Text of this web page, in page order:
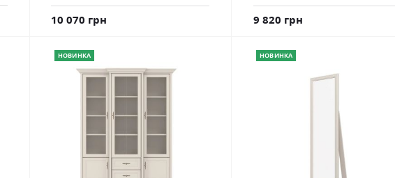
10 070 грн 9 820 грн
НОВИНКА НОВИНКА